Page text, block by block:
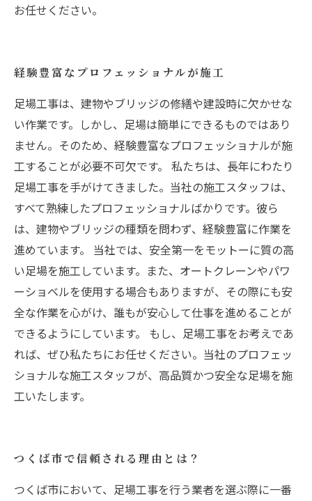
お任せください。
経験豊富なプロフェッショナルが施工
足場工事は、建物やブリッジの修繕や建設時に欠かせな
い作業です。しかし、足場は簡単にできるものではあり
ません。そのため、経験豊富なプロフェッショナルが施
工することが必要不可欠です。 私たちは、長年にわたり
足場工事を手がけてきました。当社の施工スタッフは、
すべて熟練したプロフェッショナルばかりです。彼ら
は、建物やブリッジの種類を問わず、経験豊富に作業を
進めています。 当社では、安全第一をモットーに質の高
い足場を施工しています。また、オートクレーンやパワ
ーショベルを使用する場合もありますが、その際にも安
全な作業を心がけ、誰もが安心して仕事を進めることが
できるようにしています。 もし、足場工事をお考えであ
れば、ぜひ私たちにお任せください。当社のプロフェッ
ショナルな施工スタッフが、高品質かつ安全な足場を施
工いたします。
つくば市で信頼される理由とは？
つくば市において、足場工事を行う業者を選ぶ際に一番